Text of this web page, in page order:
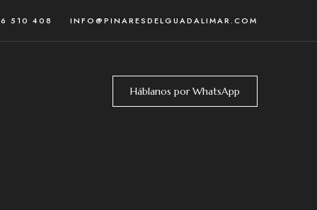
510 408 INFO@PINARESDELGUADALIMAR.COM
Háblanos por WhatsApp